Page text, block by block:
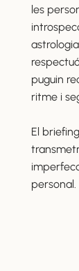
les
puguin
ritme i
El
personal.